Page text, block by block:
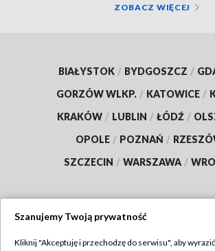
ZOBACZ WIĘCEJ
BIAŁYSTOK / BYDGOSZCZ /
GORZÓW WLKP. / KATOWICE /
KRAKÓW / LUBLIN / ŁÓDŹ /
OPOLE / POZNAŃ /
SZCZECIN / WARSZAWA /
Szanujemy Twoją prywatność
Kliknij "Akceptuję i przechodzę do serwisu", aby